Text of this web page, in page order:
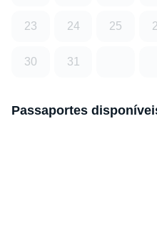
23 24 25
30 31
Passaportes